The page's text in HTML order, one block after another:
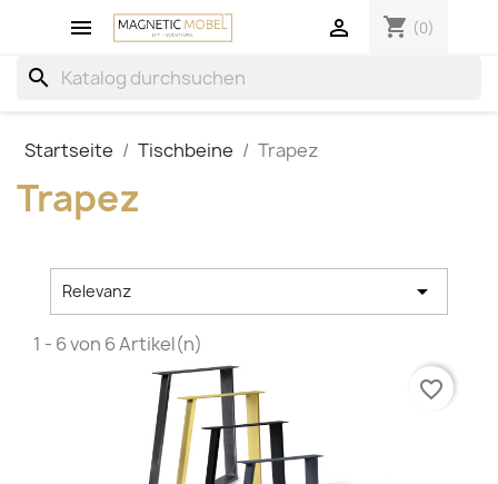
 shopping_cart (0)

search
Startseite Tischbeine Trapez
Trapez
Relevanz 
1 - 6 von 6 Artikel(n)
favorite_border